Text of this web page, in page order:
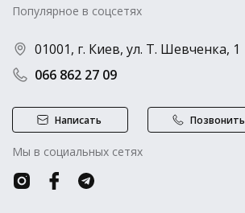
Популярное в соцсетях
066 862 27 09
01001, г. Киев, ул. Т. Шевченка, 1
Написать Позвонить
Мы в социальных сетях